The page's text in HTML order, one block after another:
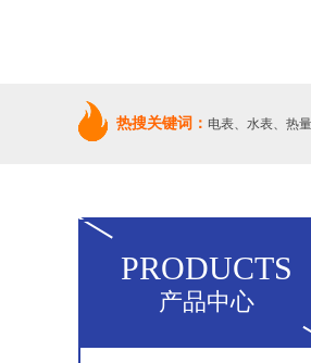
热搜关键词： 电表、水表、热
PRODUCTS
产品中心